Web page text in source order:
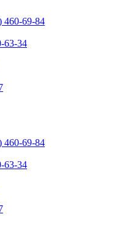
460-69-84
63-34
460-69-84
63-34